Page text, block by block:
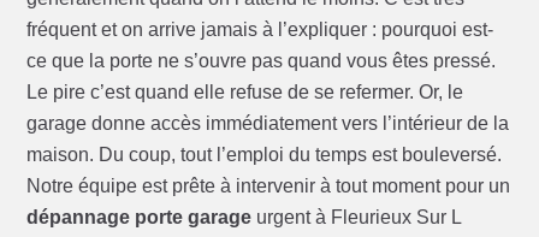
fréquent et on arrive jamais à l’expliquer : pourquoi est-
ce que la porte ne s’ouvre pas quand vous êtes pressé.
Le pire c’est quand elle refuse de se refermer. Or, le
garage donne accès immédiatement vers l’intérieur de la
maison. Du coup, tout l’emploi du temps est bouleversé.
Notre équipe est prête à intervenir à tout moment pour un
dépannage porte garage urgent à Fleurieux Sur L